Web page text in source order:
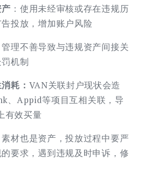
：使用未经审核或存在违规历
投放，增加账户风险
管理不善导致与违规资产间接关
机制
耗： VAN关联封户现状会造
、Appid等项目互相关联，导
有效买量
素材也是资产，投放过程中要严
要求，遇到违规及时申诉，修